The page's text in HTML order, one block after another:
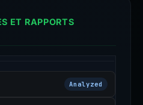
ET RAPPORTS
Analyzed